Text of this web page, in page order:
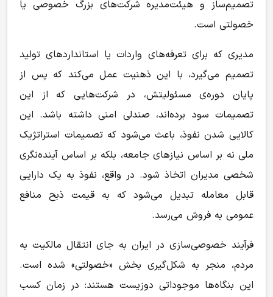
تصمیم‌ساز و هیئت‌مدیره‌ شرکت‌های بزرگ خصوصی یا
خصولتی است.
مدیری که برای تعرفه‌های واردات یا استانداردهای تولید
تصمیم می‌گیرد، با این ذهنیت عمل می‌کند که پس از
پایان دوره‌ی مسئولیتش، در شرکت‌هایی که از این
تصمیمات سود برده‌اند، صندلی امنی داشته باشد. این
کالایی شدن نفوذ، باعث می‌شود که تصمیمات استراتژیک
ملی نه بر اساس نیازهای جامعه، بلکه بر اساس آینده‌نگری
شخصی مدیران اتخاذ شود. در واقع، نفوذ به یک دارایی
قابل معامله تبدیل می‌شود که به قیمت ذبح منافع
عمومی به فروش می‌رسد.
فرآیند خصوصی‌سازی در ایران به جای انتقال مالکیت به
مردم، منجر به شکل‌گیری بخش «خصولتی» شده است.
این بنگاه‌ها موجوداتی دوزیست هستند: در زمان کسب